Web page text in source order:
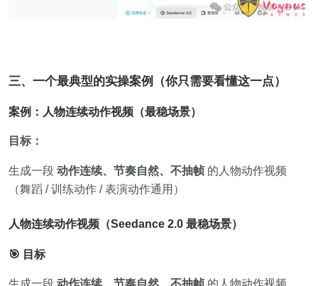
三、一个最典型的实操案例（你只需要看懂这一点）
案例：人物连续动作视频（最稳场景）
目标：
生成一段 动作连续、节奏自然、不抽帧 的人物动作视频
（舞蹈 / 训练动作 / 表演动作通用）
人物连续动作视频（Seedance 2.0 最稳场景）
🎯 目标
生成一段 动作连续、节奏自然、不抽帧 的人物动作视频